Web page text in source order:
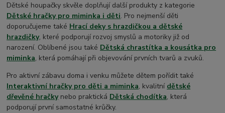
Dětské houpačky skvěle doplňují další produkty z kategorie
Dětské hračky pro miminka i děti. Pro nejmenší děti
doporučujeme také Hrací deky s hrazdičkou a dětské
hrazdičky, které podporují rozvoj smyslů a motoriky již od
narození. Oblíbené jsou také Dětská chrastítka a kousátka pro
miminka, která pomáhají při objevování prvních tvarů a zvuků.
Pro aktivní zábavu doma i venku můžete dětem pořídit také
Interaktivní hračky pro děti a miminka, kvalitní dětské
dřevěné hračkynebo praktická Dětská chodítka, která
podporují první samostatné krůčky.